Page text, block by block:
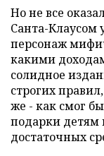
Но не все
Санта-Клаусом
персонаж
какими
солидное
строгих
же - как смог
подарки детям
достаточных